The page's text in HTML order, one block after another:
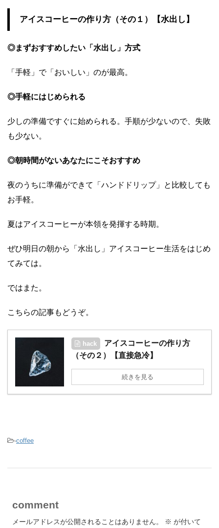
アイスコーヒーの作り方（その１）【水出し】
◎まずおすすめしたい「水出し」方式
「手軽」で「おいしい」のが最高。
◎手軽にはじめられる
少しの準備ですぐに始められる。手順が少ないので、失敗
も少ない。
◎朝時間がないあなたにこそおすすめ
夜のうちに準備ができて「ハンドドリップ」と比較しても
お手軽。
夏はアイスコーヒーが本領を発揮する時期。
ぜひ明日の朝から「水出し」アイスコーヒー生活をはじめ
てみては。
ではまた。
こちらの記事もどうぞ。
hack
アイスコーヒーの作り方
（その２）【直接急冷】
続きを見る
-coffee
comment
メールアドレスが公開されることはありません。 ※ が付いて